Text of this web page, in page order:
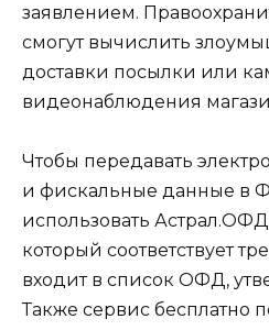
заявлением.
смогут вычислить
доставки посылки или
видеонаблюдения
Чтобы передавать
и фискальные данные в
использовать
который соответствует
входит в список ОФД,
Также сервис бесплатно